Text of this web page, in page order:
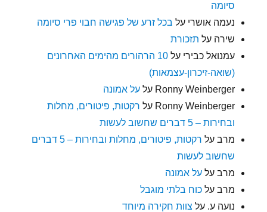
סיומה
נעמה אושרי על בכל זרע של פגישה חבוי פרי סיומה
שירה על תזכורת
עמנואל כבירי על
10 הרהורים מהימים האחרונים
(שואה-זיכרון-עצמאות)
Ronny Weinberger עלעל אמונה
Ronny Weinberger על רקטות, פיטורים, מחלות
ובחירות – 5 דברים שחשוב לעשות
מרב על
רקטות, פיטורים, מחלות ובחירות – 5 דברים
שחשוב לעשות
מרב עלעל אמונה
מרב עלכוח בלתי מוגבל
נועה ע. על צוות חקירה מיוחד